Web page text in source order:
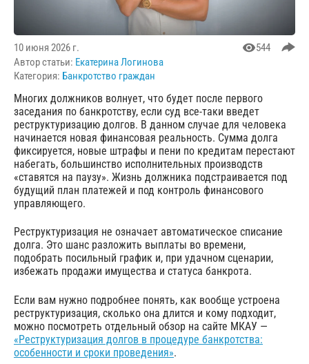
10 июня 2026 г.
Автор статьи: Екатерина Логинова
Категория: Банкротство граждан
544
Многих должников волнует, что будет после первого
заседания по банкротству, если суд все-таки введет
реструктуризацию долгов. В данном случае для человека
начинается новая финансовая реальность. Сумма долга
фиксируется, новые штрафы и пени по кредитам перестают
набегать, большинство исполнительных производств
«ставятся на паузу». Жизнь должника подстраивается под
будущий план платежей и под контроль финансового
управляющего.
Реструктуризация не означает автоматическое списание
долга. Это шанс разложить выплаты во времени,
подобрать посильный график и, при удачном сценарии,
избежать продажи имущества и статуса банкрота.
Если вам нужно подробнее понять, как вообще устроена
реструктуризация, сколько она длится и кому подходит,
можно посмотреть отдельный обзор на сайте МКАУ —
«Реструктуризация долгов в процедуре банкротства:
особенности и сроки проведения».